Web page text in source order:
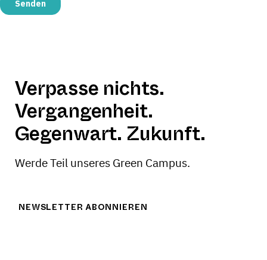
Verpasse nichts.
Vergangenheit.
Gegenwart. Zukunft.
Werde Teil unseres Green Campus.
NEWSLETTER ABONNIEREN